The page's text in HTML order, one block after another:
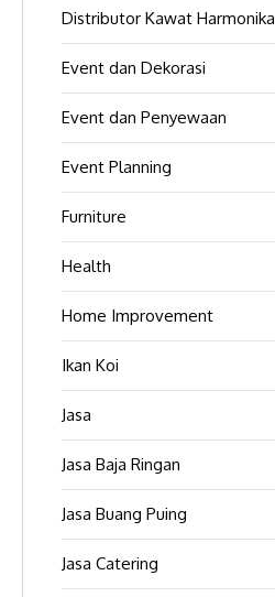
Distributor Kawat Harmonika
Event dan Dekorasi
Event dan Penyewaan
Event Planning
Furniture
Health
Home Improvement
Ikan Koi
Jasa
Jasa Baja Ringan
Jasa Buang Puing
Jasa Catering